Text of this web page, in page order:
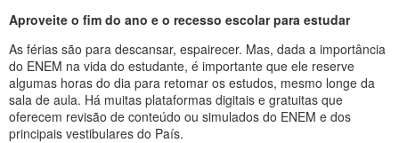
Aproveite o fim do ano e o recesso escolar para estudar
As férias são para descansar, espairecer. Mas, dada a importância
do ENEM na vida do estudante, é importante que ele reserve
algumas horas do dia para retomar os estudos, mesmo longe da
sala de aula. Há muitas plataformas digitais e gratuitas que
oferecem revisão de conteúdo ou simulados do ENEM e dos
principais vestibulares do País.